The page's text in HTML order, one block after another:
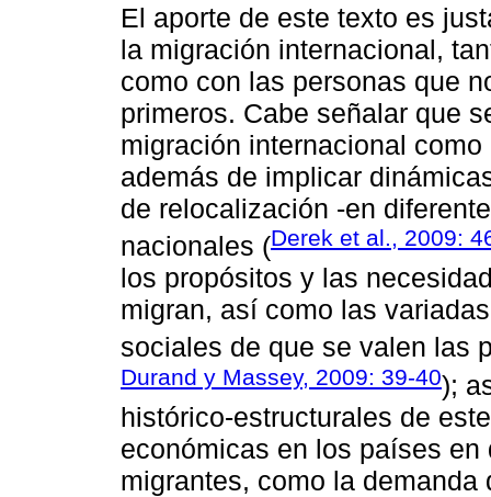
El aporte de este texto es
la migración internacional,
como con las personas que
primeros. Cabe señalar que
migración internacional
además de implicar
de relocalización -en
nacionales (Derek et al., 2009:
los propósitos y las
migran, así como las
sociales de que se valen las
Durand y Massey, 2009: 39-40);
histórico-estructurales de
económicas en los países
migrantes, como la